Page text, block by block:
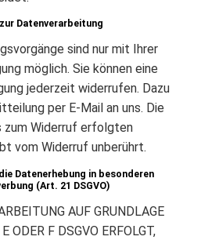
Datenverarbeitung
sind nur mit Ihrer
möglich. Sie können eine
jederzeit widerrufen. Dazu
per E-Mail an uns. Die
zum Widerruf erfolgten
vom Widerruf unberührt.
Datenerhebung in besonderen
(Art. 21 DSGVO)
AUF GRUNDLAGE
ODER F DSGVO ERFOLGT,